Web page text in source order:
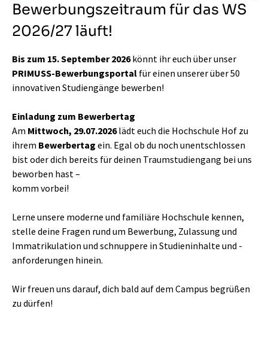
Bewerbungszeitraum für das WS
2026/27 läuft!
Bis zum 15. September 2026könnt ihr euch über unser
PRIMUSS-Bewerbungsportal für einen unserer über 50
innovativen Studiengänge bewerben!
Einladung zum Bewerbertag
Am Mittwoch, 29.07.2026lädt euch die Hochschule Hof zu
ihrem Bewerbertag ein. Egal ob du noch unentschlossen
bist oder dich bereits für deinen Traumstudiengang bei uns
beworben hast –
komm vorbei!
Lerne unsere moderne und familiäre Hochschule kennen,
stelle deine Fragen rund um Bewerbung, Zulassung und
Immatrikulation und schnuppere in Studieninhalte und -
anforderungen hinein.
Wir freuen uns darauf, dich bald auf dem Campus begrüßen
zu dürfen!